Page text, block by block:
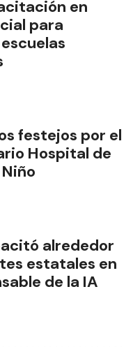
en
para
festejos por el
Hospital de
alrededor
estatales en
de la IA